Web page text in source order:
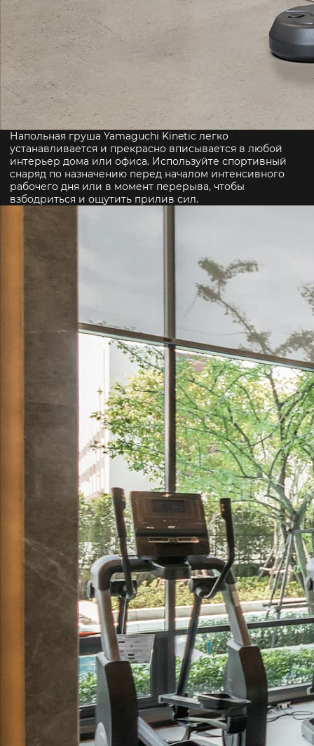
Напольная груша Yamaguchi Kinetic легко
устанавливается и прекрасно вписывается в любой
интерьер дома или офиса. Используйте спортивный
снаряд по назначению перед началом интенсивного
рабочего дня или в момент перерыва, чтобы
взбодриться и ощутить прилив сил.